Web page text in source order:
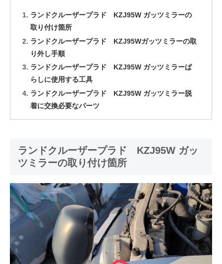
ランドクルーザープラド KZJ95W ガッツミラーの
取り付け箇所
ランドクルーザープラド KZJ95Wガッツミラーの取
り外し手順
ランドクルーザープラド KZJ95W ガッツミラーば
らしに使用する工具
ランドクルーザープラド KZJ95W ガッツミラー脱
着に交換必要なパーツ
ランドクルーザープラド KZJ95W ガッ
ツミラーの取り付け箇所